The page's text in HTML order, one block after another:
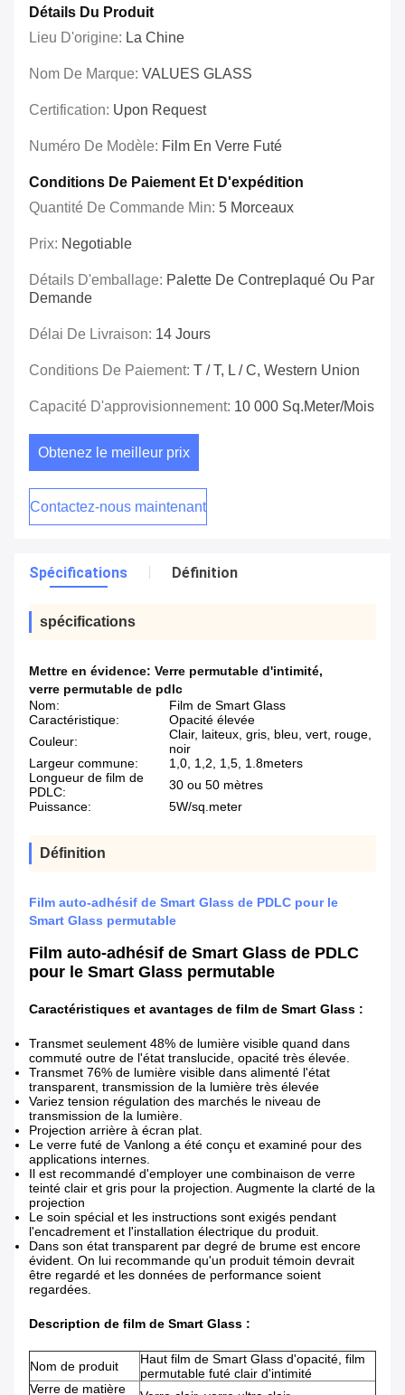
Détails Du Produit
Lieu D'origine: La Chine
Nom De Marque: VALUES GLASS
Certification: Upon Request
Numéro De Modèle: Film En Verre Futé
Conditions De Paiement Et D'expédition
Quantité De Commande Min: 5 Morceaux
Prix: Negotiable
Détails D'emballage: Palette De Contreplaqué Ou Par
Demande
Délai De Livraison: 14 Jours
Conditions De Paiement: T / T, L / C, Western Union
Capacité D'approvisionnement: 10 000 Sq.meter/mois
Obtenez le meilleur prix
Contactez-nous maintenant
Spécifications Définition
spécifications
Mettre en évidence: Verre permutable d'intimité,
verre permutable de pdlc
Nom:
Film de Smart Glass
Caractéristique:
Opacité élevée
Couleur:
Clair, laiteux, gris, bleu, vert, rouge,
noir
Largeur commune:
1,0, 1,2, 1,5, 1.8meters
Longueur de film de
PDLC:
30 ou 50 mètres
Puissance:
5W/sq.meter
Définition
Film auto-adhésif de Smart Glass de PDLC pour le
Smart Glass permutable
Film auto-adhésif de Smart Glass de PDLC
pour le Smart Glass permutable
Caractéristiques et avantages de film de Smart Glass :
Transmet seulement 48% de lumière visible quand dans
commuté outre de l'état translucide, opacité très élevée.
Transmet 76% de lumière visible dans alimenté l'état
transparent, transmission de la lumière très élevée
Variez tension régulation des marchés le niveau de
transmission de la lumière.
Projection arrière à écran plat.
Le verre futé de Vanlong a été conçu et examiné pour des
applications internes.
Il est recommandé d'employer une combinaison de verre
teinté clair et gris pour la projection. Augmente la clarté de la
projection
Le soin spécial et les instructions sont exigés pendant
l'encadrement et l'installation électrique du produit.
Dans son état transparent par degré de brume est encore
évident. On lui recommande qu'un produit témoin devrait
être regardé et les données de performance soient
regardées.
Description de film de Smart Glass :
Nom de produit
Haut film de Smart Glass d'opacité, film
permutable futé clair d'intimité
Verre de matière